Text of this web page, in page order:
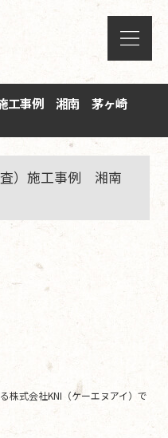
施工事例 湘南 茅ヶ崎
査）施工事例 湘南
株式会社KNI（ケーエヌアイ）で